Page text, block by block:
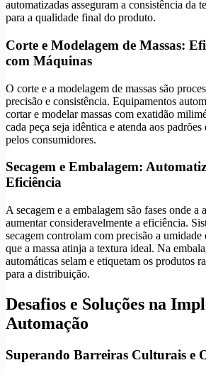
automatizadas asseguram a consistência da
para a qualidade final do produto.
Corte e Modelagem de Massas:
com Máquinas
O corte e a modelagem de massas são
precisão e consistência. Equipamentos
cortar e modelar massas com exatidão
cada peça seja idêntica e atenda aos
pelos consumidores.
Secagem e Embalagem:
Eficiência
A secagem e a embalagem são fases onde a
aumentar consideravelmente a eficiência.
secagem controlam com precisão a
que a massa atinja a textura ideal. Na
automáticas selam e etiquetam os produtos
para a distribuição.
Desafios e Soluções na
Automação
Superando Barreiras Culturais e